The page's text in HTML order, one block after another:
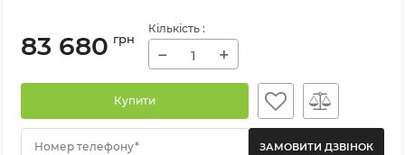
83 680 грн
Кількість :
− +
Купити
Номер телефону*